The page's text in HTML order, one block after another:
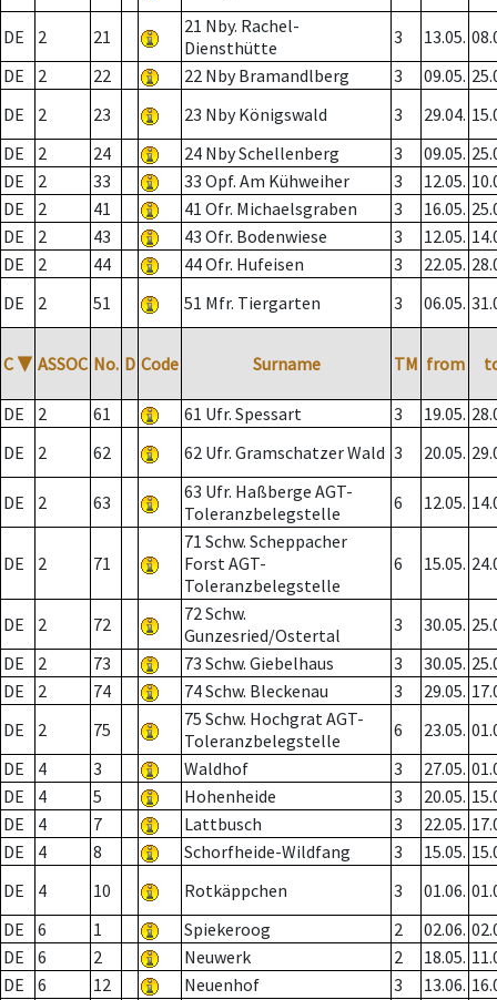
DE 2 21
21 Nby. Rachel-
Diensthütte
3 13.05.
DE
2 22 22 Nby Bramandlberg 3 09.05.
DE
2 23 23 Nby Königswald 3 29.04.
DE
2 24 24 Nby Schellenberg 3 09.05.
DE
2 33 33 Opf. Am Kühweiher 3 12.05.
DE
2 41 41 Ofr. Michaelsgraben 3 16.05.
DE
2 43 43 Ofr. Bodenwiese 3 12.05.
DE
2 44 44 Ofr. Hufeisen 3 22.05.
DE
2 51 51 Mfr. Tiergarten 3 06.05.
C ▼ ASSOC No. D Code Surname TM from
DE 2 61 61 Ufr. Spessart 3 19.05.
DE
2 62 62 Ufr. Gramschatzer Wald 3 20.05.
DE 2 63
63 Ufr. Haßberge AGT-
Toleranzbelegstelle
6 12.05.
DE 2 71
71 Schw. Scheppacher
Forst AGT-
Toleranzbelegstelle
6 15.05.
DE 2 72
72 Schw.
Gunzesried/Ostertal
3 30.05.
DE
2 73 73 Schw. Giebelhaus 3 30.05.
DE
2 74 74 Schw. Bleckenau 3 29.05.
DE
2 75
75 Schw. Hochgrat AGT-
Toleranzbelegstelle
6 23.05.
DE
4 3 Waldhof 3 27.05.
DE
4 5 Hohenheide 3 20.05.
DE
4 7 Lattbusch 3 22.05.
DE
4 8 Schorfheide-Wildfang 3 15.05.
DE
4 10 Rotkäppchen 3 01.06.
DE
6 1 Spiekeroog 2 02.06.
DE
6 2 Neuwerk 2 18.05.
DE
6 12 Neuenhof 3 13.06.